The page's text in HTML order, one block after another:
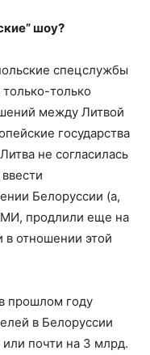
шоу?
спецслужбы
только
между Литвой
государства
не согласилась
Белоруссии (а,
продлили еще на
в отношении этой
прошлом году
в Белоруссии
почти на 3 млрд.